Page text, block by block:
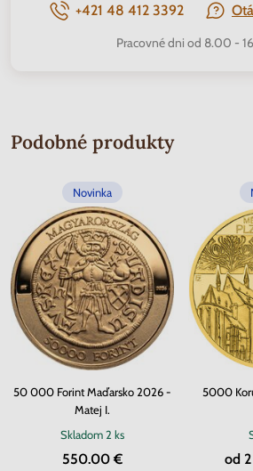
+421 48 412 3392
Pracovné dni od 8.00 -
Podobné produkty
Novinka
50 000 Forint Maďarsko 2026 -
Matej I.
Skladom2 ks
550.00 €
5000
od